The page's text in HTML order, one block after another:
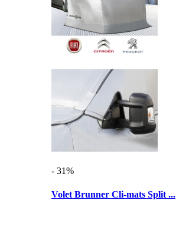
- 31%
Volet Brunner Cli-mats Split ...